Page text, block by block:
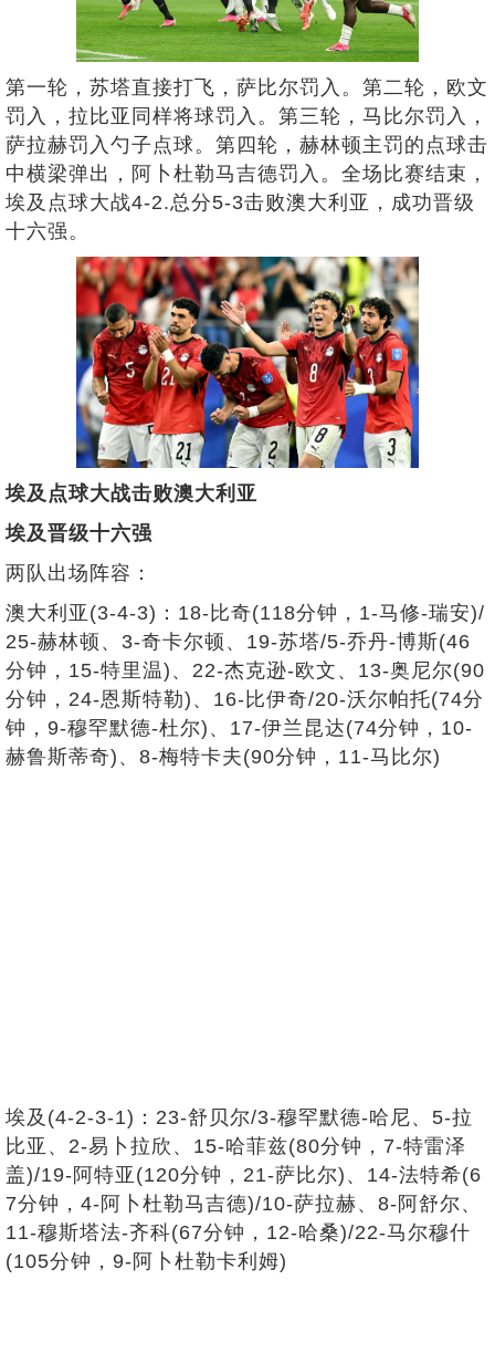
第一轮，苏塔直接打飞，萨比尔罚入。第二轮，欧文
罚入，拉比亚同样将球罚入。第三轮，马比尔罚入，
萨拉赫罚入勺子点球。第四轮，赫林顿主罚的点球击
中横梁弹出，阿卜杜勒马吉德罚入。全场比赛结束，
埃及点球大战4-2.总分5-3击败澳大利亚，成功晋级
十六强。
埃及点球大战击败澳大利亚
埃及晋级十六强
两队出场阵容：
澳大利亚(3-4-3)：18-比奇(118分钟，1-马修-瑞安)/
25-赫林顿、3-奇卡尔顿、19-苏塔/5-乔丹-博斯(46
分钟，15-特里温)、22-杰克逊-欧文、13-奥尼尔(90
分钟，24-恩斯特勒)、16-比伊奇/20-沃尔帕托(74分
钟，9-穆罕默德-杜尔)、17-伊兰昆达(74分钟，10-
赫鲁斯蒂奇)、8-梅特卡夫(90分钟，11-马比尔)
埃及(4-2-3-1)：23-舒贝尔/3-穆罕默德-哈尼、5-拉
比亚、2-易卜拉欣、15-哈菲兹(80分钟，7-特雷泽
盖)/19-阿特亚(120分钟，21-萨比尔)、14-法特希(6
7分钟，4-阿卜杜勒马吉德)/10-萨拉赫、8-阿舒尔、
11-穆斯塔法-齐科(67分钟，12-哈桑)/22-马尔穆什
(105分钟，9-阿卜杜勒卡利姆)